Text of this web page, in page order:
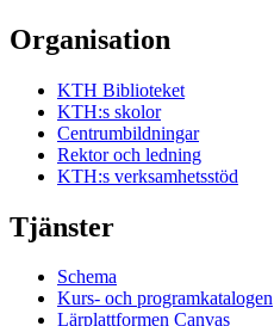
Organisation
KTH Biblioteket
KTH:s skolor
Centrumbildningar
Rektor och ledning
KTH:s verksamhetsstöd
Tjänster
Schema
Kurs- och programkatalogen
Lärplattformen Canvas